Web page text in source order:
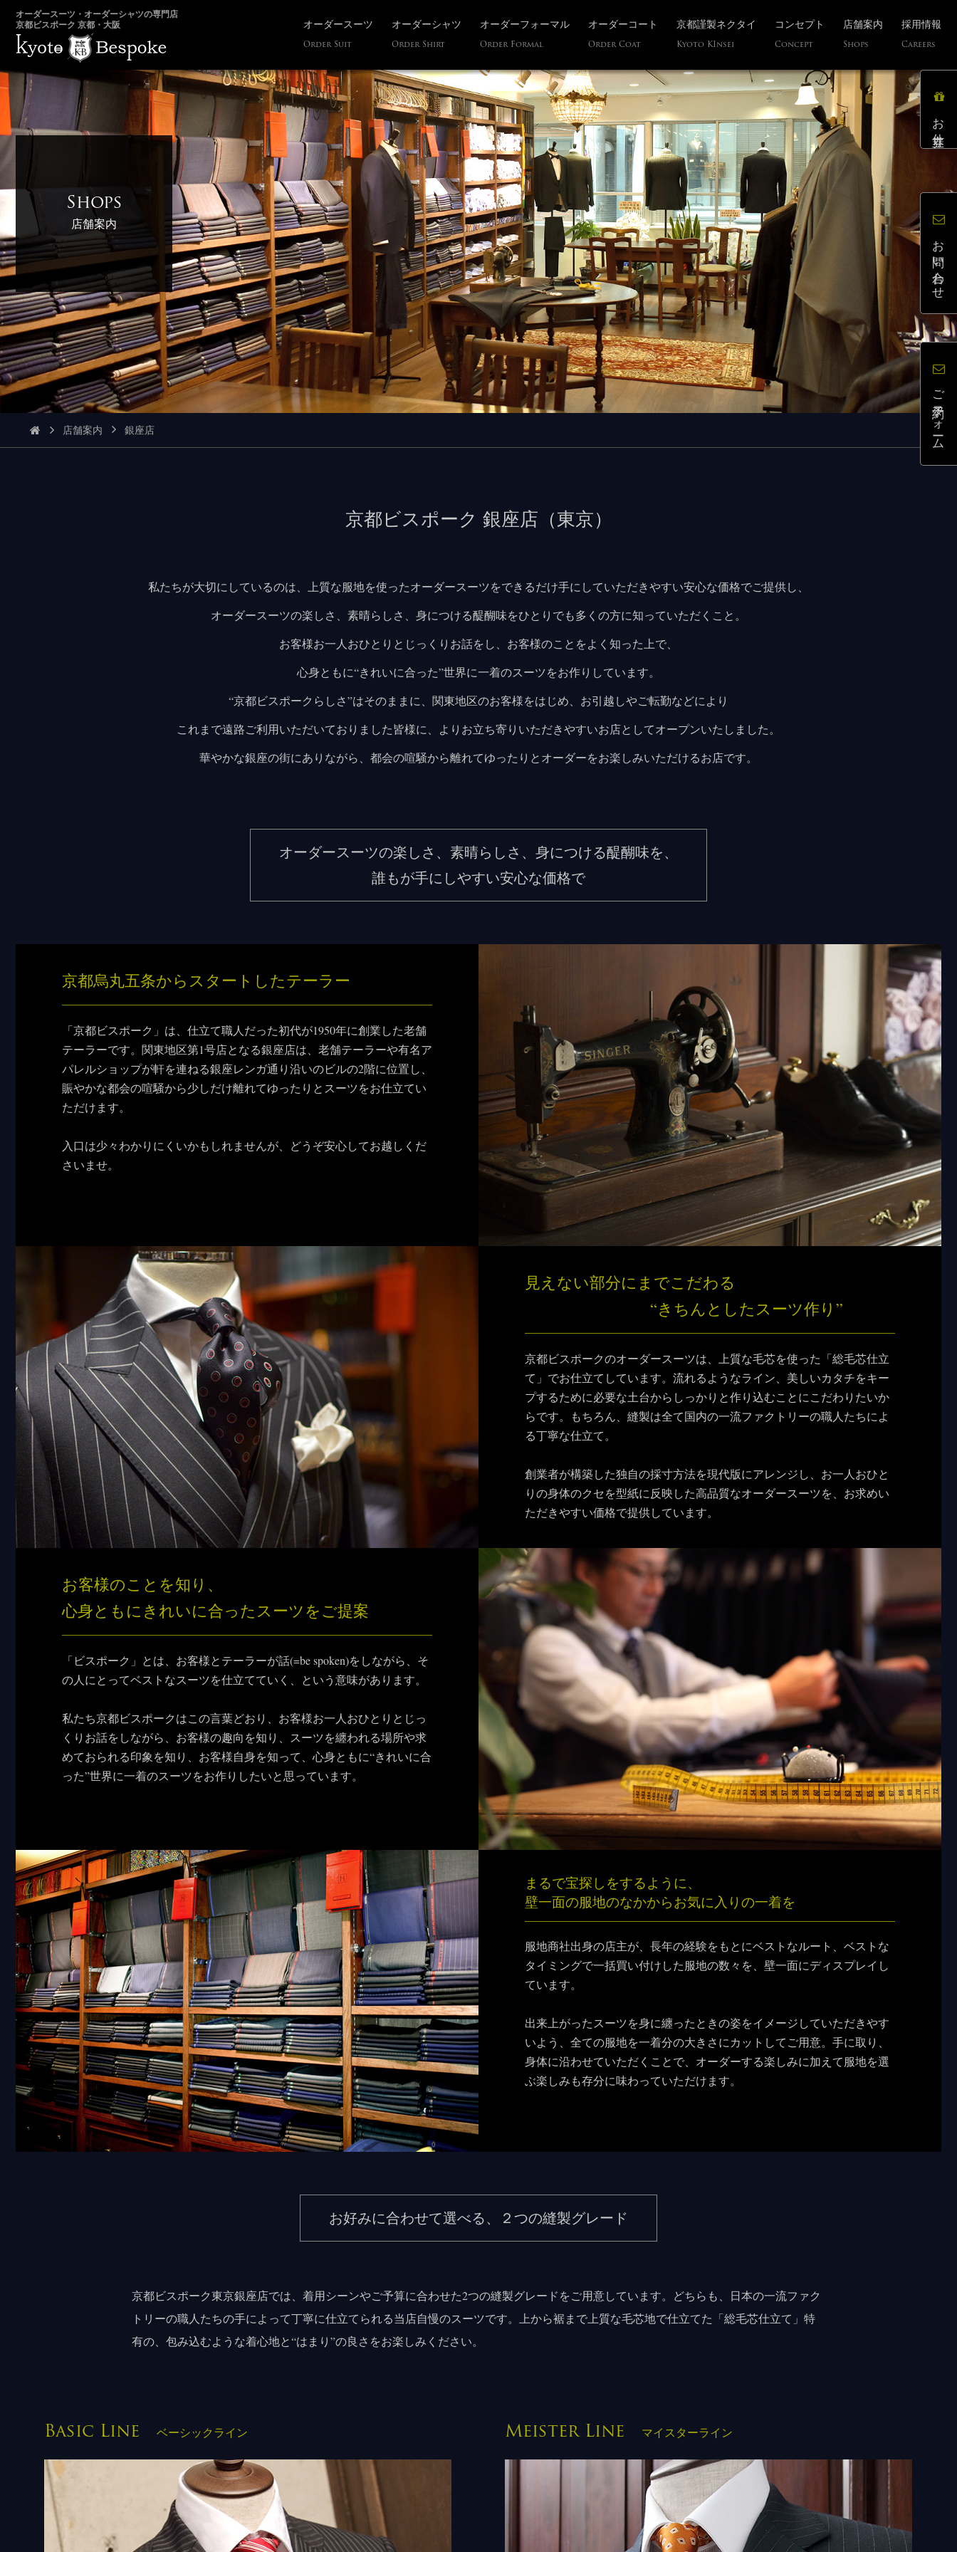
オーダースーツ・オーダーシャツの専門店
京都ビスポーク 京都・大阪
オーダースーツ
Order Suit
オーダーシャツ
Order Shirt
オーダーフォーマル
Order Formal
オーダーコート
Order Coat
京都謹製ネクタイ
Kyoto KInsei
コンセプト
Concept
店舗案内
Shops
採用情報
Careers
Shops
店舗案内
店舗案内 銀座店
京都ビスポーク 銀座店（東京）
私たちが大切にしているのは、上質な服地を使ったオーダースーツをできるだけ手にしていただきやすい安心な価格でご提供し、
オーダースーツの楽しさ、素晴らしさ、身につける醍醐味をひとりでも多くの方に知っていただくこと。
お客様お一人おひとりとじっくりお話をし、お客様のことをよく知った上で、
心身ともに“きれいに合った”世界に一着のスーツをお作りしています。
“京都ビスポークらしさ”はそのままに、関東地区のお客様をはじめ、お引越しやご転勤などにより
これまで遠路ご利用いただいておりました皆様に、よりお立ち寄りいただきやすいお店としてオープンいたしました。
華やかな銀座の街にありながら、都会の喧騒から離れてゆったりとオーダーをお楽しみいただけるお店です。
オーダースーツの楽しさ、素晴らしさ、身につける醍醐味を、
誰もが手にしやすい安心な価格で
京都烏丸五条からスタートしたテーラー
「京都ビスポーク」は、仕立て職人だった初代が1950年に創業した老舗
テーラーです。関東地区第1号店となる銀座店は、老舗テーラーや有名ア
パレルショップが軒を連ねる銀座レンガ通り沿いのビルの2階に位置し、
賑やかな都会の喧騒から少しだけ離れてゆったりとスーツをお仕立てい
ただけます。
入口は少々わかりにくいかもしれませんが、どうぞ安心してお越しくだ
さいませ。
見えない部分にまでこだわる
“きちんとしたスーツ作り”
京都ビスポークのオーダースーツは、上質な毛芯を使った「総毛芯仕立
て」でお仕立てしています。流れるようなライン、美しいカタチをキー
プするために必要な土台からしっかりと作り込むことにこだわりたいか
らです。もちろん、縫製は全て国内の一流ファクトリーの職人たちによ
る丁寧な仕立て。
創業者が構築した独自の採寸方法を現代版にアレンジし、お一人おひと
りの身体のクセを型紙に反映した高品質なオーダースーツを、お求めい
ただきやすい価格で提供しています。
お客様のことを知り、
心身ともにきれいに合ったスーツをご提案
「ビスポーク」とは、お客様とテーラーが話(=be spoken)をしながら、そ
の人にとってベストなスーツを仕立てていく、という意味があります。
私たち京都ビスポークはこの言葉どおり、お客様お一人おひとりとじっ
くりお話をしながら、お客様の趣向を知り、スーツを纏われる場所や求
めておられる印象を知り、お客様自身を知って、心身ともに“きれいに合
った”世界に一着のスーツをお作りしたいと思っています。
まるで宝探しをするように、
壁一面の服地のなかからお気に入りの一着を
服地商社出身の店主が、長年の経験をもとにベストなルート、ベストな
タイミングで一括買い付けした服地の数々を、壁一面にディスプレイし
ています。
出来上がったスーツを身に纏ったときの姿をイメージしていただきやす
いよう、全ての服地を一着分の大きさにカットしてご用意。手に取り、
身体に沿わせていただくことで、オーダーする楽しみに加えて服地を選
ぶ楽しみも存分に味わっていただけます。
お好みに合わせて選べる、２つの縫製グレード
京都ビスポーク東京銀座店では、着用シーンやご予算に合わせた2つの縫製グレードをご用意しています。どちらも、日本の一流ファク
トリーの職人たちの手によって丁寧に仕立てられる当店自慢のスーツです。上から裾まで上質な毛芯地で仕立てた「総毛芯仕立て」特
有の、包み込むような着心地と“はまり”の良さをお楽しみください。
Basic Line ベーシックライン Meister Line マイスターライン
お仕立券
お問い合わせ
ご予約フォーム